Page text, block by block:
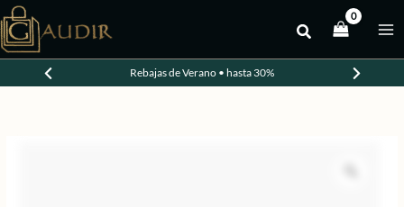
al
contenido
Rebajas de Verano • hasta 30%
-30%